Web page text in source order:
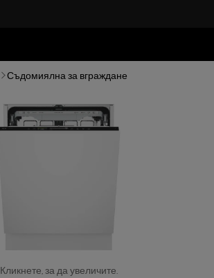
Съдомиялна за вграждане
Кликнете, за да увеличите.